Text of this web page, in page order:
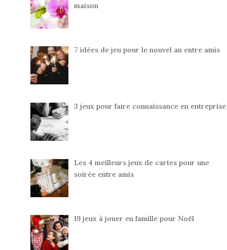
maison
7 idées de jeu pour le nouvel an entre amis
3 jeux pour faire connaissance en entreprise
Les 4 meilleurs jeux de cartes pour une
soirée entre amis
19 jeux à jouer en famille pour Noël